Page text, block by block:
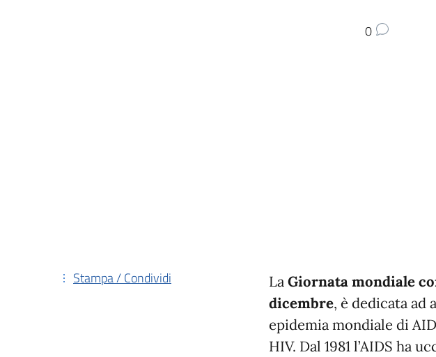
0
LaGiornata mondiale
dicembre, è dedicata ad
epidemia mondiale di
HIV. Dal 1981 l’AIDS ha
Stampa / Condividi